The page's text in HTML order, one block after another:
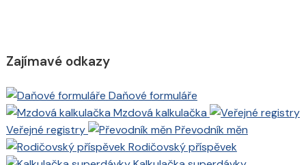
Zajímavé odkazy
Daňové formuláře
Mzdová kalkulačka
Veřejné registry
Převodník měn
Rodičovský příspěvek